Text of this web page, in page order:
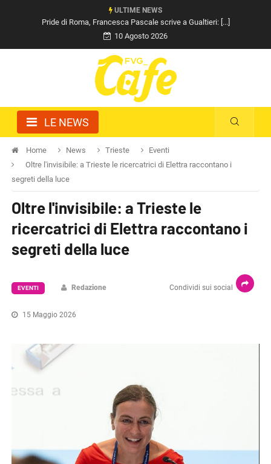
ULTIME NEWS
Pride di Roma, Francesca Pascale scrive a Gualtieri: [...]
10 Agosto 2026
LE NEWS
Home News Trieste
Eventi
Oltre l'invisibile: a Trieste le ricercatrici di Elettra raccontano i
segreti della luce
Oltre l'invisibile: a Trieste le
ricercatrici di Elettra raccontano i
segreti della luce
Condividi sui social
EVENTI Redazione
15 Maggio 2026